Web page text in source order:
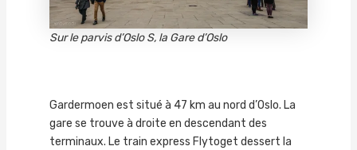
Sur le parvis d’Oslo S, la Gare d’Oslo
Gardermoen est situé à 47 km au nord d’Oslo. La
gare se trouve à droite en descendant des
terminaux. Le train express Flytoget dessert la